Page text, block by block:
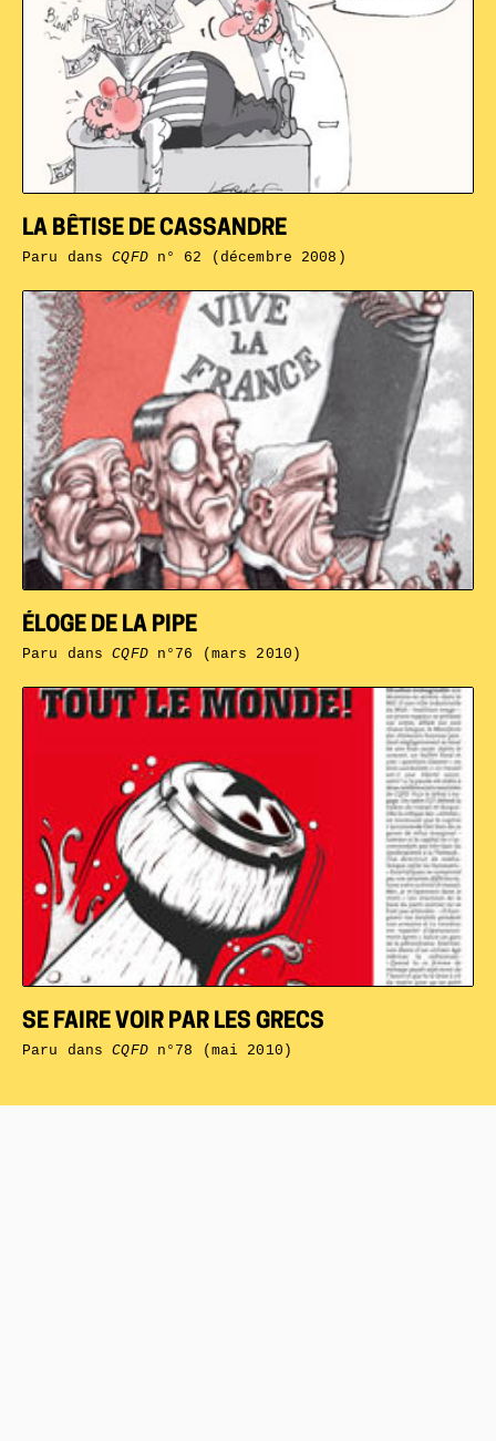
SE FAIRE VOIR PAR LES GRECS
Paru dansCQFDn°78 (mai 2010)
ÉLOGE DE LA PIPE
Paru dansCQFDn°76 (mars 2010)
LA BÊTISE DE CASSANDRE
Paru dansCQFDn° 62 (décembre 2008)